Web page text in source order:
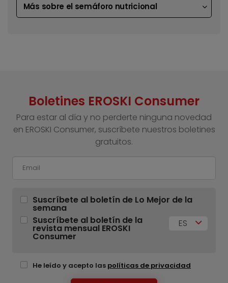
Más sobre el semáforo nutricional
Boletines EROSKI Consumer
Para estar al día y no perderte ninguna novedad
en EROSKI Consumer, suscríbete nuestros boletines
gratuitos.
Suscríbete al boletín de Lo Mejor de la
semana
Suscríbete al boletín de la
revista mensual EROSKI
Consumer
ES
He leído y acepto las políticas de privacidad